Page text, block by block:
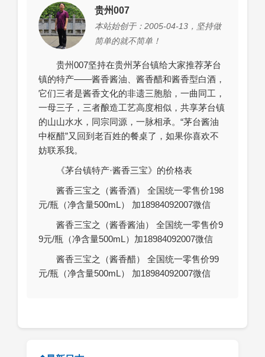
贵州007
本站始创于：2005-04-13，坚持做
简单的就不简单！
贵州007坚持在贵州茅台镇给大家推荐茅台
镇的特产——酱香酱油、酱香醋和酱香型白酒，
它们三者是酱香文化的非遗三胞胎，一曲同工，
一母三子，三者酿造工艺高度相似，共享茅台镇
的山山水水，同宗同源，一脉相承。“茅台酱油
中枢醋”又回到老百姓的餐桌了，如果你喜欢不
妨联系我。
《茅台镇特产·酱香三宝》的价格表
酱香三宝之（酱香酒） 全国统一零售价198
元/瓶（净含量500mL） 加18984092007微信
酱香三宝之（酱香酱油） 全国统一零售价9
9元/瓶（净含量500mL）加18984092007微信
酱香三宝之（酱香醋） 全国统一零售价99
元/瓶（净含量500mL） 加18984092007微信